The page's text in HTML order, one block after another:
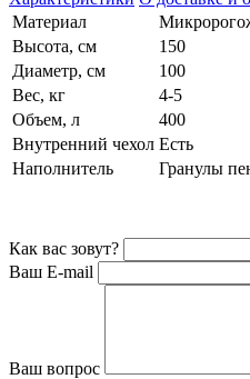
Материал
Высота, см
150
Диаметр, см
100
Вес, кг
4-5
Объем, л
400
Внутренний чехол Есть
Наполнитель
Гранулы
Как вас зовут?
Ваш E-mail
Ваш вопрос